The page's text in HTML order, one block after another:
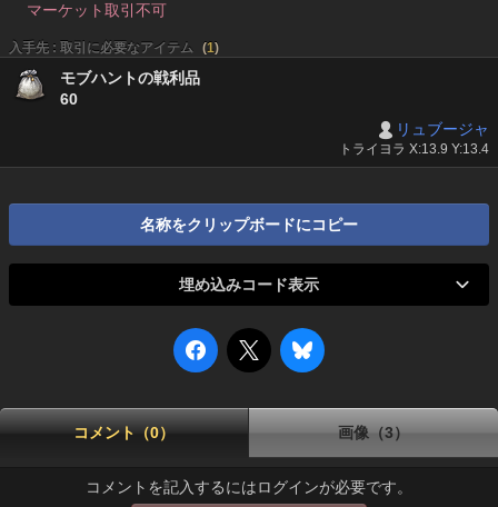
マーケット取引不可
入手先 : 取引に必要なアイテム (1)
モブハントの戦利品
60
リュブージャ
トライヨラ X:13.9 Y:13.4
名称をクリップボードにコピー
埋め込みコード表示
コメント（0） 画像（3）
コメントを記入するにはログインが必要です。